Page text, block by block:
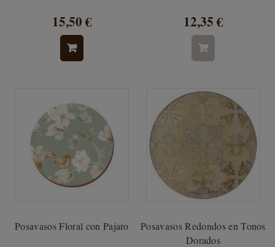
15,50 € 12,35 €
Posavasos Floral con Pajaro
Posavasos Redondos en Tonos
Dorados